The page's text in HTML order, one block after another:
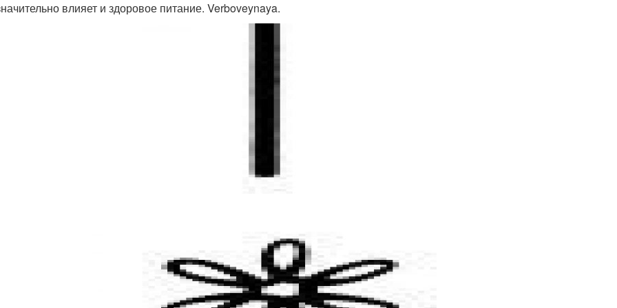
влияет и здоровое питание. Verboveynaya.